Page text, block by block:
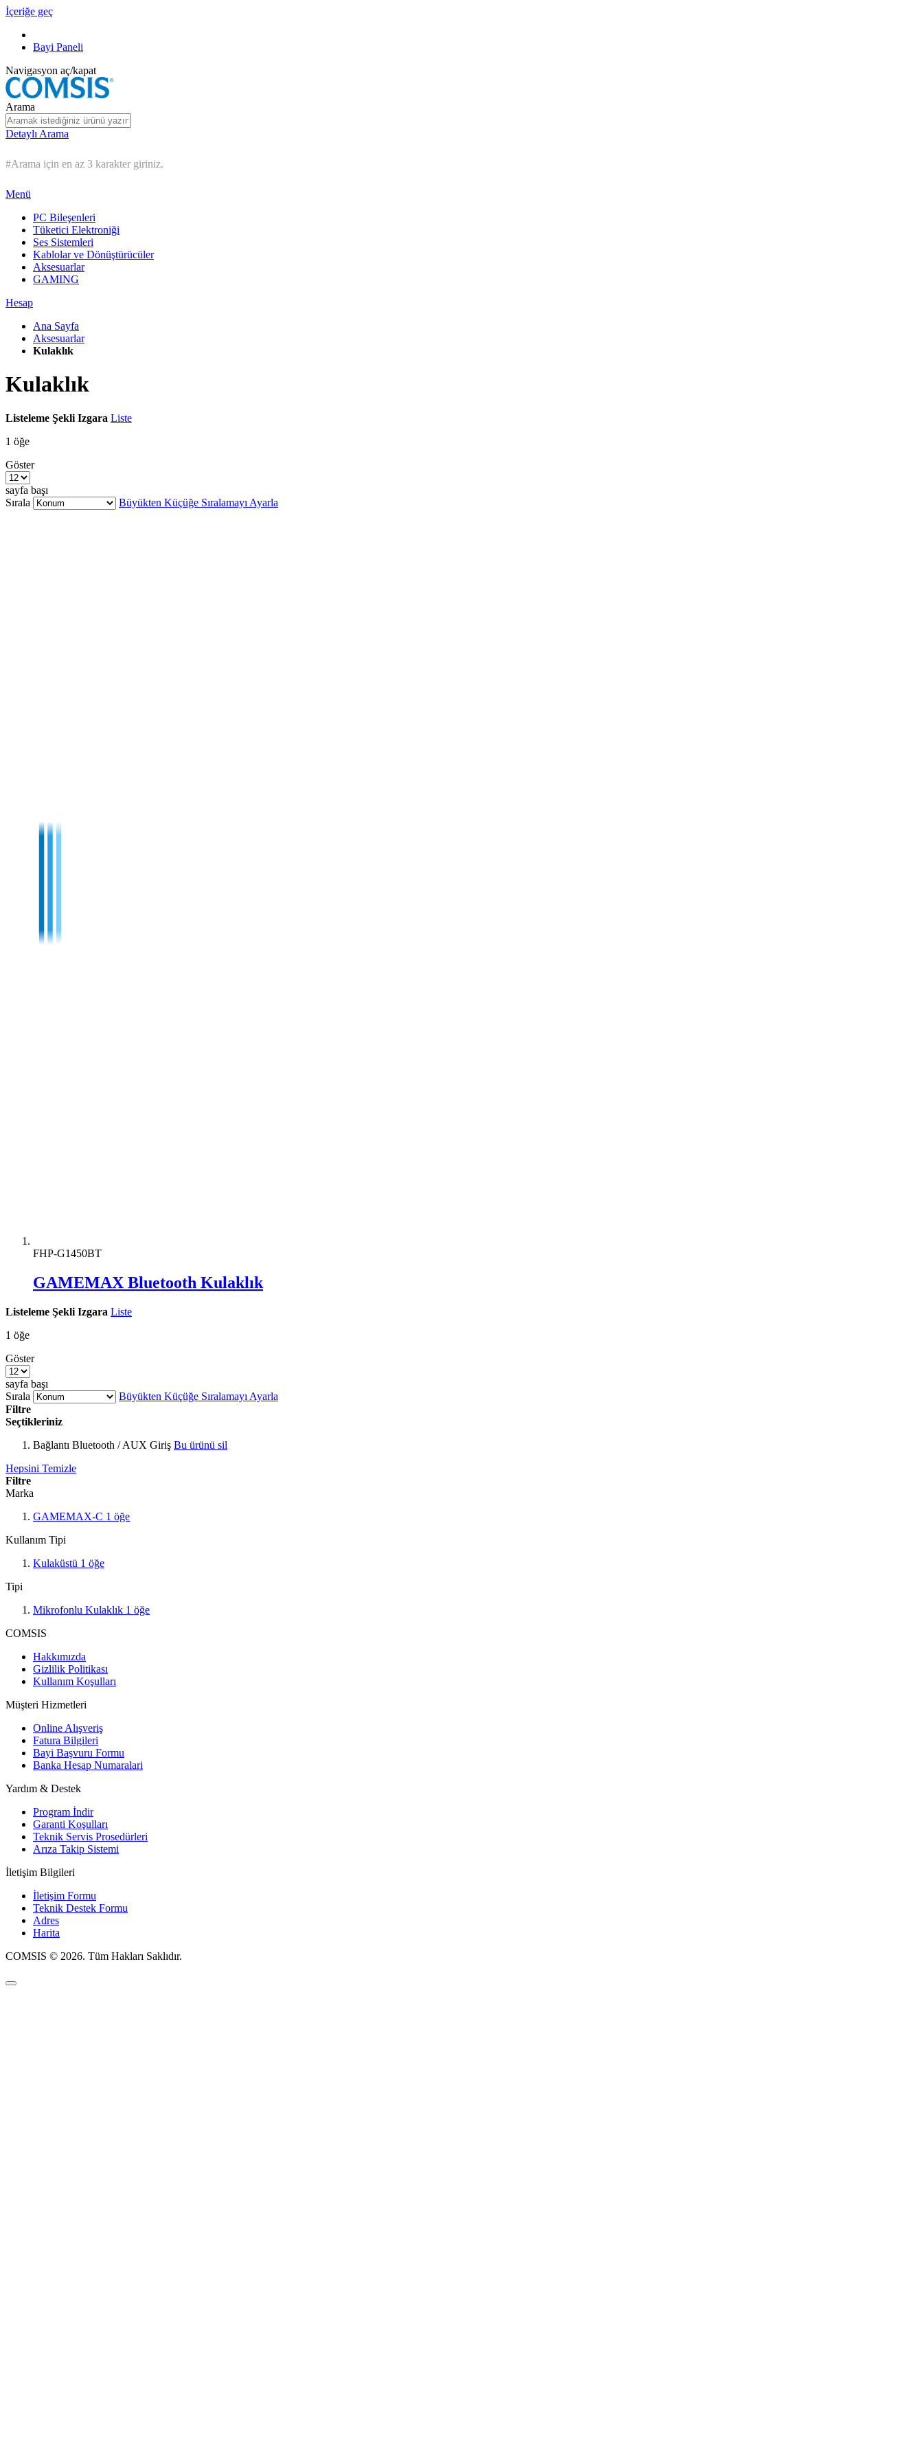
İçeriğe geç
Bayi Paneli
Navigasyon aç/kapat
Arama
Detaylı Arama
#Arama için en az 3 karakter giriniz.
Menü
PC Bileşenleri
Tüketici Elektroniği
Ses Sistemleri
Kablolar ve Dönüştürücüler
Aksesuarlar
GAMING
Hesap
Ana Sayfa
Aksesuarlar
Kulaklık
Kulaklık
Listeleme Şekli Izgara Liste
1 öğe
Göster
sayfa başı
Sırala
Büyükten Küçüğe Sıralamayı Ayarla
FHP-G1450BT
GAMEMAX Bluetooth Kulaklık
Listeleme Şekli Izgara Liste
1 öğe
Göster
sayfa başı
Sırala
Büyükten Küçüğe Sıralamayı Ayarla
Filtre
Seçtikleriniz
Bağlantı Bluetooth / AUX Giriş Bu ürünü sil
Hepsini Temizle
Filtre
Marka
GAMEMAX-C 1 öğe
Kullanım Tipi
Kulaküstü 1 öğe
Tipi
Mikrofonlu Kulaklık 1 öğe
COMSIS
Hakkımızda
Gizlilik Politikası
Kullanım Koşulları
Müşteri Hizmetleri
Online Alışveriş
Fatura Bilgileri
Bayi Başvuru Formu
Banka Hesap Numaralari
Yardım & Destek
Program İndir
Garanti Koşulları
Teknik Servis Prosedürleri
Arıza Takip Sistemi
İletişim Bilgileri
İletişim Formu
Teknik Destek Formu
Adres
Harita
COMSIS © 2026. Tüm Hakları Saklıdır.